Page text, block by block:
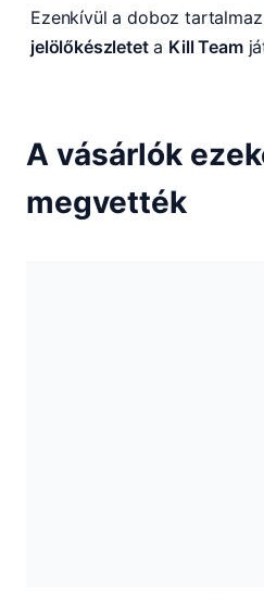
Ezenkívül a doboz
jelölőkészleteta Kill Team
A vásárlók
megvették